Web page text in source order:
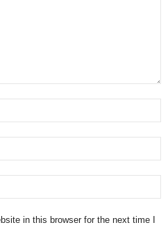
in this browser for the next time I